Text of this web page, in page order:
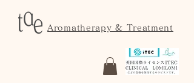
Aromatherapy & Treatment